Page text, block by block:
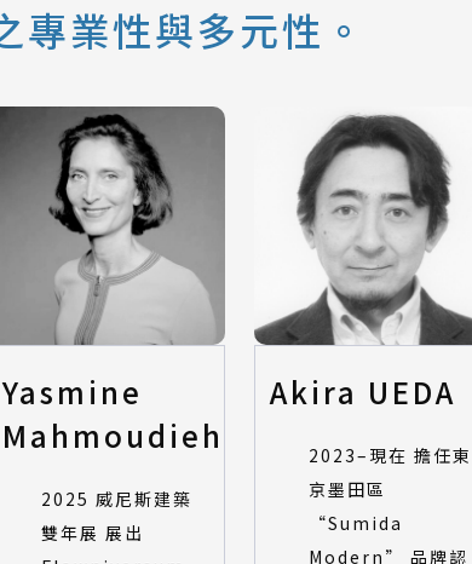
專業性與多元性。
Yasmine
Mahmoudieh
2025 威尼斯建築
雙年展 展出
Akira UEDA
2023–現在 擔任東
京墨田區
“Sumida
Modern” 品牌認